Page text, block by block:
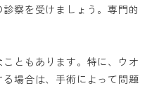
察を受けましょう。専門的
ともあります。特に、ウオ
場合は、手術によって問題